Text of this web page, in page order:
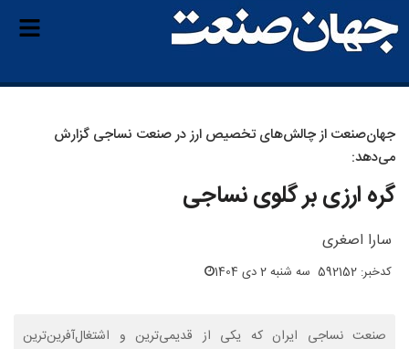
جهان‌صنعت از چالش‌های تخصیص ارز در صنعت نساجی گزارش
می‌دهد:
گره ارزی بر گلوی نساجی
سارا اصغری
کدخبر: 592152 سه شنبه 2 دی 1404
صنعت نساجی ایران که یکی از قدیمی‌ترین و اشتغال‌آفرین‌ترین